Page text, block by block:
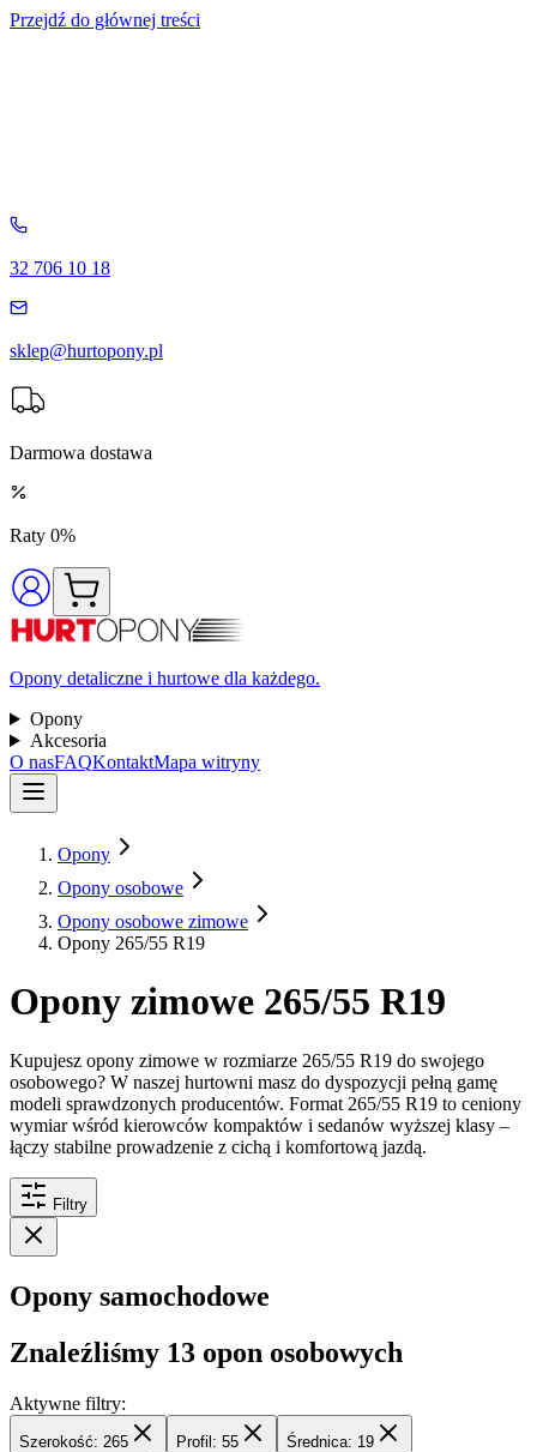
Przejdź do głównej treści
32 706 10 18
sklep@hurtopony.pl
Darmowa dostawa
Raty 0%
Opony detaliczne i hurtowe dla każdego.
Opony
Akcesoria
O nasFAQKontaktMapa witryny
Opony
Opony osobowe
Opony osobowe zimowe
Opony 265/55 R19
Opony zimowe 265/55 R19
Kupujesz opony zimowe w rozmiarze 265/55 R19 do swojego
osobowego? W naszej hurtowni masz do dyspozycji pełną gamę
modeli sprawdzonych producentów. Format 265/55 R19 to ceniony
wymiar wśród kierowców kompaktów i sedanów wyższej klasy –
łączy stabilne prowadzenie z cichą i komfortową jazdą.
Filtry
Opony samochodowe
Znaleźliśmy 13 opon osobowych
Aktywne filtry:
Szerokość: 265 Profil: 55 Średnica: 19